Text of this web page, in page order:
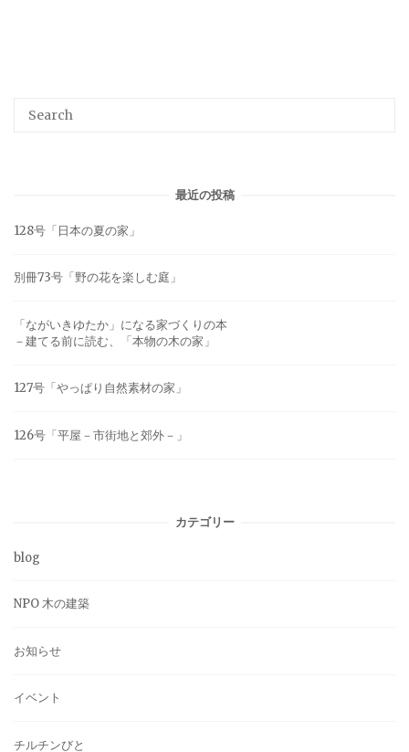
最近の投稿
128号「日本の夏の家」
別冊73号「野の花を楽しむ庭」
「ながいきゆたか」になる家づくりの本
－建てる前に読む、「本物の木の家」
127号「やっぱり自然素材の家」
126号「平屋－市街地と郊外－」
カテゴリー
blog
NPO 木の建築
お知らせ
イベント
チルチンびと